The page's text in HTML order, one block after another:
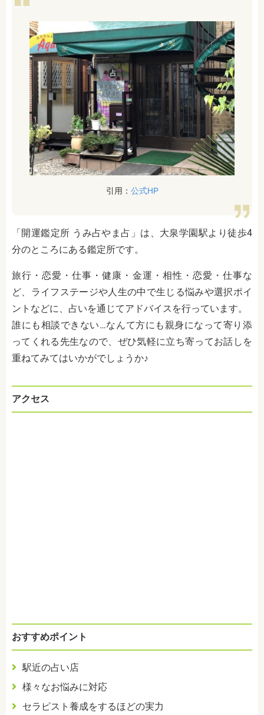
引用： 公式HP
「開運鑑定所 うみ占やま占」は、大泉学園駅より徒歩4
分のところにある鑑定所です。
旅行・恋愛・仕事・健康・金運・相性・恋愛・仕事な
ど、ライフステージや人生の中で生じる悩みや選択ポイ
ントなどに、占いを通じてアドバイスを行っています。
誰にも相談できない…なんて方にも親身になって寄り添
ってくれる先生なので、ぜひ気軽に立ち寄ってお話しを
重ねてみてはいかがでしょうか♪
アクセス
おすすめポイント
駅近の占い店
様々なお悩みに対応
セラピスト養成をするほどの実力